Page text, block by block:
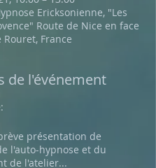
Ericksonienne, "Les
Route de Nice en face
Rouret, France
de l'événement
présentation de
l'auto-hypnose et du
de l'atelier...